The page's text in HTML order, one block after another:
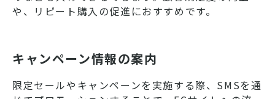
や、リピート購入の促進におすすめです。
キャンペーン情報の案内
限定セールやキャンペーンを実施する際、SMSを通